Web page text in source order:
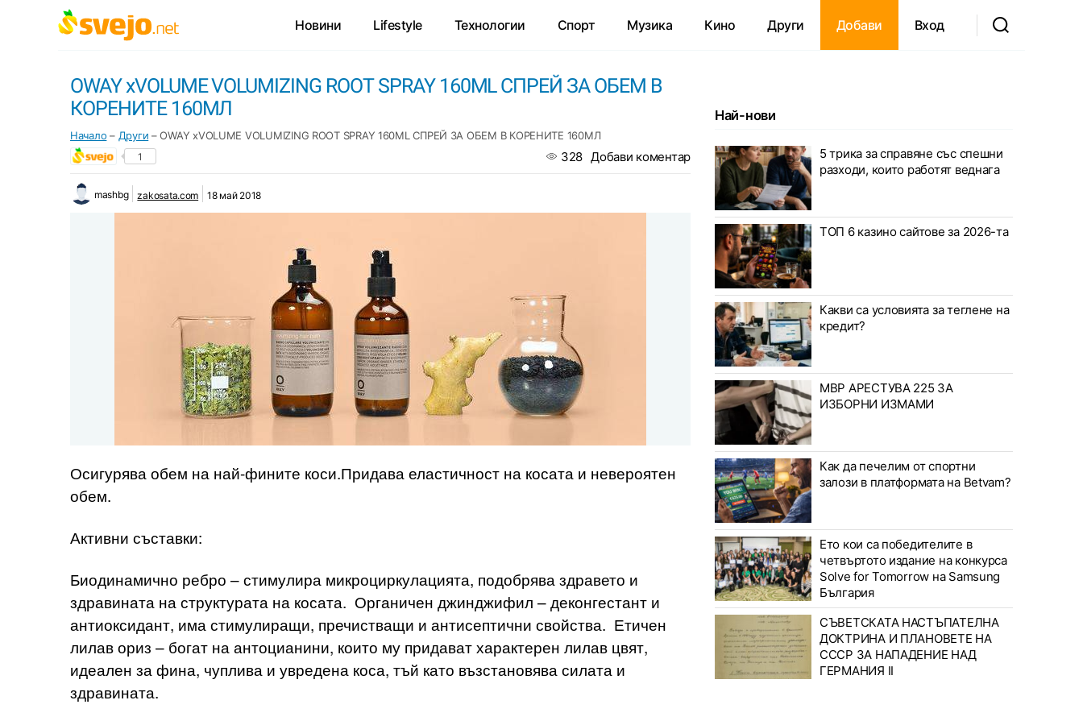
Новини Lifestyle Технологии Спорт Музика Кино Други Добави Вход
OWAY xVOLUME VOLUMIZING ROOT SPRAY 160ML СПРЕЙ ЗА ОБЕМ В
КОРЕНИТЕ 160МЛ
Начало – Други –OWAY xVOLUME VOLUMIZING ROOT SPRAY 160ML СПРЕЙ ЗА ОБЕМ В КОРЕНИТЕ 160МЛ
1 328 Добави коментар
mashbg zakosata.com 18 май 2018
Осигурява обем на най-фините коси.Придава еластичност на косата и невероятен
обем.
Активни съставки:
Биодинамично ребро – стимулира микроциркулацията, подобрява здравето и
здравината на структурата на косата. Органичен джинджифил – деконгестант и
антиоксидант, има стимулиращи, пречистващи и антисептични свойства. Етичен
лилав ориз – богат на антоцианини, които му придават характерен лилав цвят,
идеален за фина, чуплива и увредена коса, тъй като възстановява силата и
здравината.
Най-нови
5 трика за справяне със спешни
разходи, които работят веднага
ТОП 6 казино сайтове за 2026-та
Какви са условията за теглене на
кредит?
МВР АРЕСТУВА 225 ЗА
ИЗБОРНИ ИЗМАМИ
Как да печелим от спортни
залози в платформата на Betvam?
Ето кои са победителите в
четвъртото издание на конкурса
Solve for Tomorrow на Samsung
България
СЪВЕТСКАТА НАСТЪПАТЕЛНА
ДОКТРИНА И ПЛАНОВЕТЕ НА
СССР ЗА НАПАДЕНИЕ НАД
ГЕРМАНИЯ II